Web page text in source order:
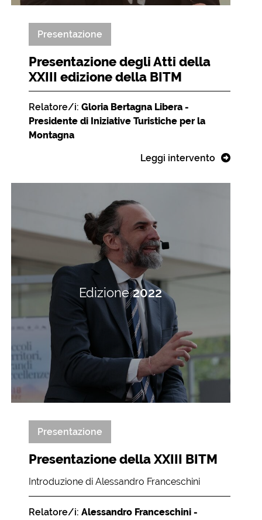
Presentazione
Presentazione degli Atti della
XXIII edizione della BITM
Relatore/i: Gloria Bertagna Libera -
Presidente di Iniziative Turistiche per la
Montagna
Leggi intervento
Edizione2022
Presentazione
Presentazione della XXIII BITM
Introduzione di Alessandro Franceschini
Relatore/i: Alessandro Franceschini -